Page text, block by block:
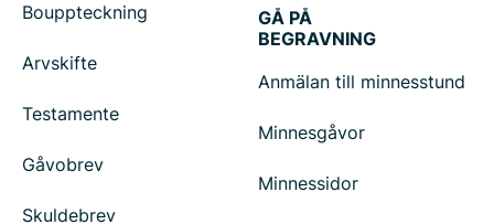
Bouppteckning
Arvskifte
Testamente
Gåvobrev
Skuldebrev
GÅ PÅ
BEGRAVNING
Anmälan till minnesstund
Minnesgåvor
Minnessidor